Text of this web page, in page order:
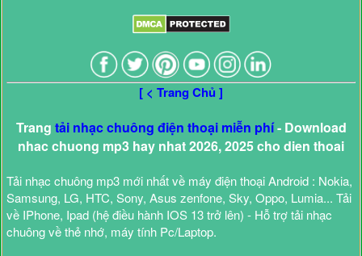
[ < Trang Chủ ]
Trang tải nhạc chuông điện thoại miễn phí- Download
nhac chuong mp3 hay nhat 2026, 2025 cho dien thoai
Tải nhạc chuông mp3 mới nhất về máy điện thoại Android : Nokia,
Samsung, LG, HTC, Sony, Asus zenfone, Sky, Oppo, Lumia... Tải
về IPhone, Ipad (hệ điều hành IOS 13 trở lên) - Hỗ trợ tải nhạc
chuông về thẻ nhớ, máy tính Pc/Laptop.